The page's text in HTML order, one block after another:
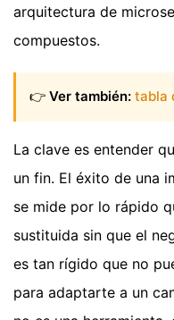
arquitectura de
compuestos.
👉 Ver también: tabla
La clave es entender
un fin. El éxito de una
se mide por lo rápido
sustituida sin que el
es tan rígido que no
para adaptarte a un